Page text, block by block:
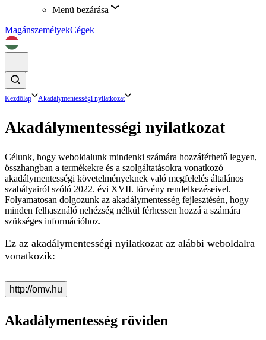
Menü bezárása
MagánszemélyekCégek
Kezdőlap Akadálymentességi nyilatkozat
Akadálymentességi nyilatkozat
Célunk, hogy weboldalunk mindenki számára hozzáférhető legyen,
összhangban a termékekre és a szolgáltatásokra vonatkozó
akadálymentességi követelményeknek való megfelelés általános
szabályairól szóló 2022. évi XVII. törvény rendelkezéseivel.
Folyamatosan dolgozunk az akadálymentesség fejlesztésén, hogy
minden felhasználó nehézség nélkül férhessen hozzá a számára
szükséges információhoz.
Ez az akadálymentességi nyilatkozat az alábbi weboldalra
vonatkozik:
http://omv.hu
Akadálymentesség röviden